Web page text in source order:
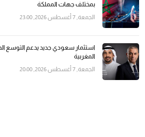
بمختلف جهات المملكة
الجمعة, 7 أغسطس 2026, 23:00
استثمار سعودي جديد يدعم التوسع
المغربية
الجمعة, 7 أغسطس 2026, 20:00